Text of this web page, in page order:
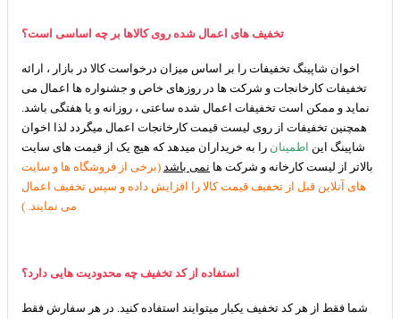
تخفیف های اعمال شده روی کالاها بر چه اساسی است؟
اخوان شاپینگ تخفیفات را بر اساس میزان درخواست کالا در بازار ، ارائه
تخفیفات کارخانجات و شرکت ها در روزهای خاص و جشنواره ها اعمال می
نماید و ممکن است تخفیفات اعمال شده ساعتی ، روزانه و یا هفتگی باشد.
همچنین تخفیفات از روی لیست قیمت کارخانجات اعمال میگردد لذا اخوان
شاپینگ این اطمینان را به خریداران میدهد که هیچ یک از قیمت های سایت
بالاتر از لیست کارخانه و شرکت ها نمی باشد (برخی از فروشگاه ها و سایت
های آنلاین قبل از تخفیف قیمت کالا را افزایش داده و سپس تخفیف اعمال
می نمایند. )
استفاده از کد تخفیف چه محدودیت هایی دارد؟
شما فقط از هر کد تخفیف یکبار میتوایند استفاده کنید. در هر سفارش فقط